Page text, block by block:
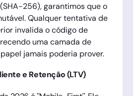
256), garantimos que o
Qualquer tentativa de
invalida o código de
uma camada de
jamais poderia prover.
e Retenção (LTV)